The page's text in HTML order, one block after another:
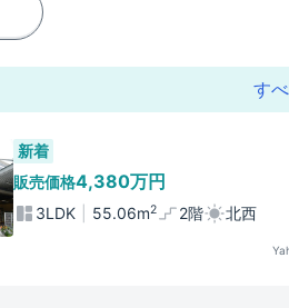
す
新着
販売価格4,380万円
3LDK 55.06m2 2階 北西